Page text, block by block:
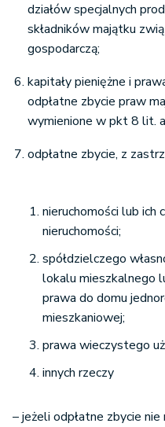
działów specjalnych
składników majątku
gospodarczą;
kapitały pieniężne i
odpłatne zbycie praw
wymienione w pkt 8 lit.
odpłatne zbycie, z
nieruchomości lub ich
nieruchomości;
spółdzielczego
lokalu mieszkalnego
prawa do domu
mieszkaniowej;
prawa wieczystego
innych rzeczy
– jeżeli odpłatne zbycie